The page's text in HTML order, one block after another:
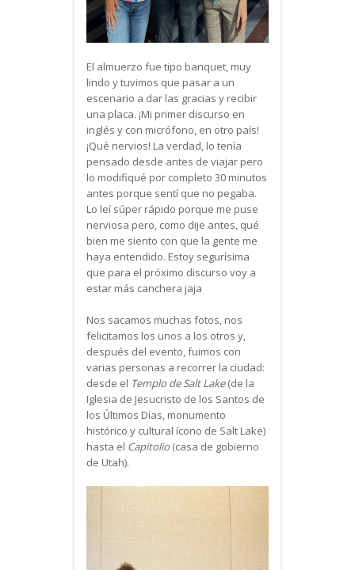
El almuerzo fue tipo banquet, muy
lindo y tuvimos que pasar a un
escenario a dar las gracias y recibir
una placa. ¡Mi primer discurso en
inglés y con micrófono, en otro país!
¡Qué nervios! La verdad, lo tenía
pensado desde antes de viajar pero
lo modifiqué por completo 30 minutos
antes porque sentí que no pegaba.
Lo leí súper rápido porque me puse
nerviosa pero, como dije antes, qué
bien me siento con que la gente me
haya entendido. Estoy segurísima
que para el próximo discurso voy a
estar más canchera jaja
Nos sacamos muchas fotos, nos
felicitamos los unos a los otros y,
después del evento, fuimos con
varias personas a recorrer la ciudad:
desde el Templo de Salt Lake(de la
Iglesia de Jesucristo de los Santos de
los Últimos Días, monumento
histórico y cultural ícono de Salt Lake)
hasta el Capitolio (casa de gobierno
de Utah).